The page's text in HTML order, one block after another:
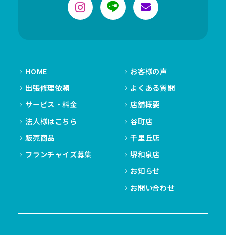
HOME
出張修理依頼
サービス・料金
法人様はこちら
販売商品
フランチャイズ募集
お客様の声
よくある質問
店舗概要
谷町店
千里丘店
堺和泉店
お知らせ
お問い合わせ